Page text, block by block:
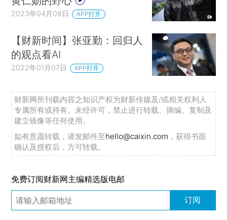
2023年04月08日 APP打开
【财新时间】张亚勤：回归人
的观点看AI
2022年01月07日 APP打开
财新网所刊载内容之知识产权为财新传媒及/或相关权利人
专属所有或持有。未经许可，禁止进行转载、摘编、复制及
建立镜像等任何使用。
如有意愿转载，请发邮件至hello@caixin.com ，获得书面
确认及授权后，方可转载。
免费订阅财新网主编精选版电邮
订阅